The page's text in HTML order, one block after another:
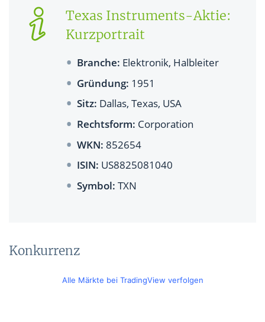
Texas Instruments-Aktie:
Kurzportrait
Branche: Elektronik, Halbleiter
Gründung: 1951
Sitz: Dallas, Texas, USA
Rechtsform: Corporation
WKN: 852654
ISIN: US8825081040
Symbol: TXN
Konkurrenz
Alle Märkte bei TradingView verfolgen